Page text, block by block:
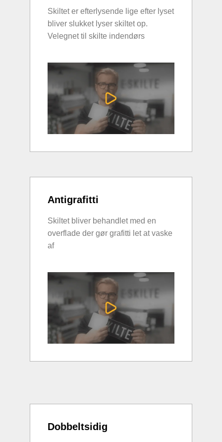
Skiltet er efterlysende lige efter lyset
bliver slukket lyser skiltet op.
Velegnet til skilte indendørs
Antigrafitti
Skiltet bliver behandlet med en
overflade der gør grafitti let at vaske
af
Dobbeltsidig